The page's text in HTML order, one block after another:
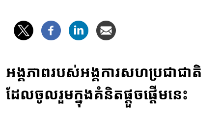
អង្គភាពរបស់អង្គការសហប្រជាជាតិ
ដែលចូលរួមក្នុងគំនិតផ្តួចផ្តើមនេះ